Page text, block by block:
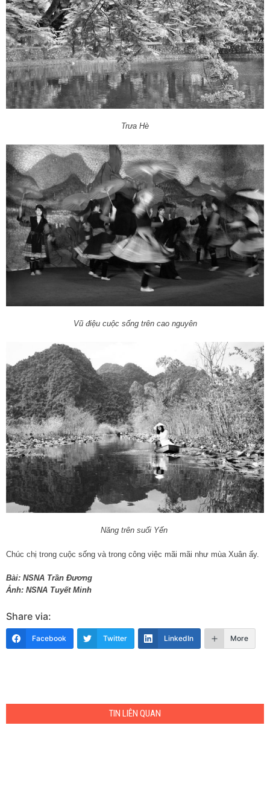
Trưa Hè
Vũ điệu cuộc sống trên cao nguyên
Năng trên suối Yến
Chúc chị trong cuộc sống và trong công việc mãi mãi như mùa Xuân ấy.
Bài: NSNA Trần Đương
Ảnh: NSNA Tuyết Minh
Share via:
Facebook Twitter LinkedIn More
TIN LIÊN QUAN